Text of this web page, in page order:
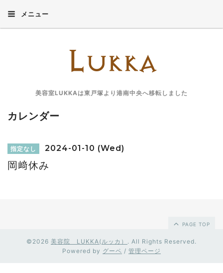
メニュー
美容室LUKKAは東戸塚より港南中央へ移転しました
カレンダー
指定なし 2024-01-10 (Wed)
岡﨑休み
PAGE TOP
©2026 美容院 LUKKA(ルッカ） . All Rights Reserved.
Powered by グーペ / 管理ページ